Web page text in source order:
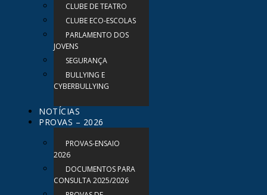
CLUBE DE TEATRO
CLUBE ECO-ESCOLAS
PARLAMENTO DOS
JOVENS
SEGURANÇA
BULLYING E
CYBERBULLYING
NOTÍCIAS
PROVAS – 2026
PROVAS-ENSAIO
2026
DOCUMENTOS PARA
CONSULTA 2025/2026